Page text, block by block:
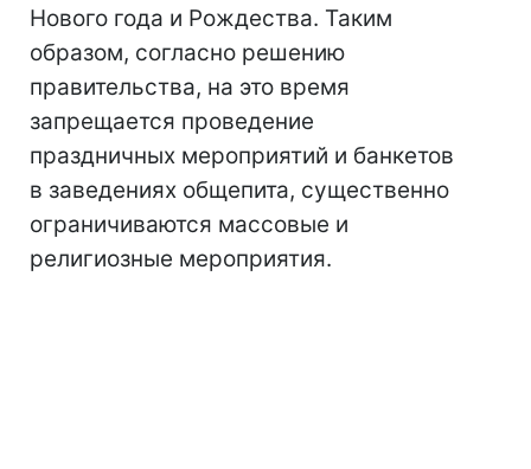
Нового года и Рождества. Таким
образом, согласно решению
правительства, на это время
запрещается проведение
праздничных мероприятий и банкетов
в заведениях общепита, существенно
ограничиваются массовые и
религиозные мероприятия.